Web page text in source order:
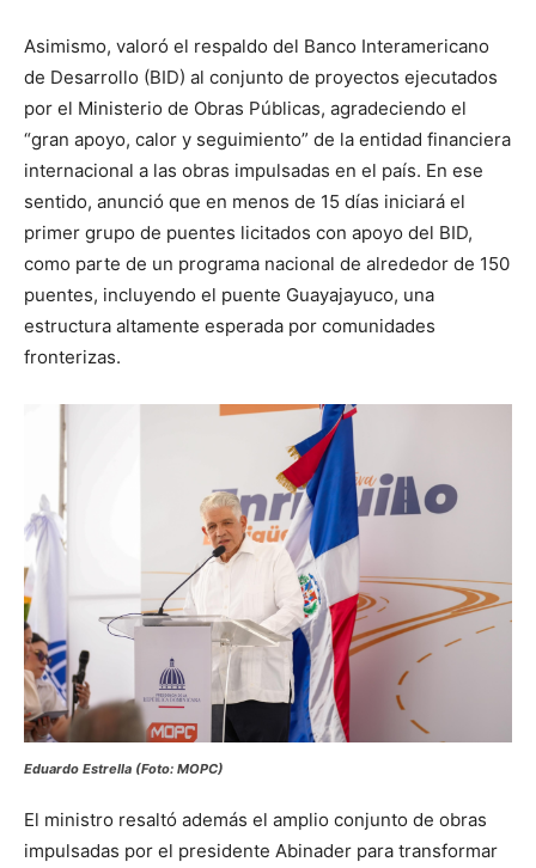
Asimismo, valoró el respaldo del Banco Interamericano
de Desarrollo (BID) al conjunto de proyectos ejecutados
por el Ministerio de Obras Públicas, agradeciendo el
“gran apoyo, calor y seguimiento” de la entidad financiera
internacional a las obras impulsadas en el país. En ese
sentido, anunció que en menos de 15 días iniciará el
primer grupo de puentes licitados con apoyo del BID,
como parte de un programa nacional de alrededor de 150
puentes, incluyendo el puente Guayajayuco, una
estructura altamente esperada por comunidades
fronterizas.
Eduardo Estrella (Foto: MOPC)
El ministro resaltó además el amplio conjunto de obras
impulsadas por el presidente Abinader para transformar